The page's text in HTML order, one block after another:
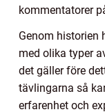
kommentatorer
Genom historien
med olika typer
det gäller före
tävlingarna så
erfarenhet och